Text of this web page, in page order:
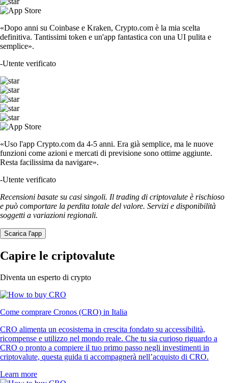
«Dopo anni su Coinbase e Kraken, Crypto.com è la mia scelta
definitiva. Tantissimi token e un'app fantastica con una UI pulita e
semplice».
-Utente verificato
«Uso l'app Crypto.com da 4-5 anni. Era già semplice, ma le nuove
funzioni come azioni e mercati di previsione sono ottime aggiunte.
Resta facilissima da navigare».
-Utente verificato
Recensioni basate su casi singoli. Il trading di criptovalute è rischioso
e può comportare la perdita totale del valore. Servizi e disponibilità
soggetti a variazioni regionali.
Scarica l'app
Capire le criptovalute
Diventa un esperto di crypto
Come comprare Cronos (CRO) in Italia
CRO alimenta un ecosistema in crescita fondato su accessibilità,
ricompense e utilizzo nel mondo reale. Che tu sia curioso riguardo a
CRO o pronto a compiere il tuo primo passo negli investimenti in
criptovalute, questa guida ti accompagnerà nell’acquisto di CRO.
Learn more